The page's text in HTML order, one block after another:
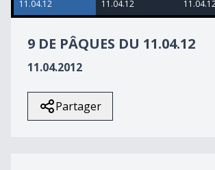
33
seconds
11.04.12
11.04.12
9 DE PÂQUES DU 11.04.12
11.04.2012
Partager